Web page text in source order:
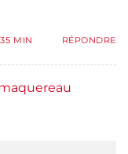
MIN RÉPONDRE